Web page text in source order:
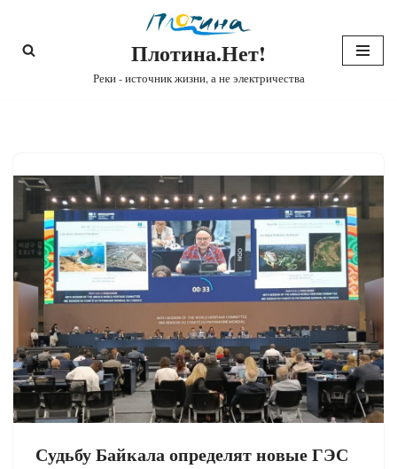
Перейти
Плотина.Нет!
Реки - источник жизни, а не электричества
Судьбу Байкала определят новые ГЭС